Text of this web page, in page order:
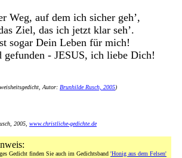
Weg, auf dem ich sicher geh’,
Ziel, das ich jetzt klar seh’.
sogar Dein Leben für mich!
gefunden - JESUS, ich liebe Dich!
Autor: Brunhilde Rusch, 2005)
2005, www.christliche-gedichte.de
Gedicht finden Sie auch im Gedichtsband 'Honig aus dem Felsen'